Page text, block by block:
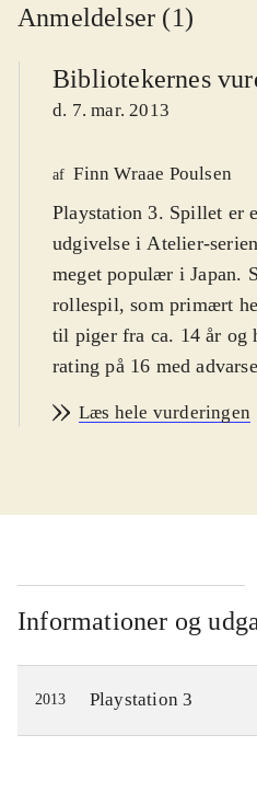
Anmeldelser (1)
Bibliotekernes
d. 7. mar. 2013
af Finn Wraae Poulsen
Playstation 3. Spillet er
udgivelse i Atelier-
meget populær i Japan.
rollespil, som primært
til piger fra ca. 14 år og
rating på 16 med
Spillets hovedperson er
ude på landet. Hendes
forsvundet. Spillets mål
genforene Ayesha med
En dag da Ayesha
gravsted, finder hun ud
muligvis stadig er i live
eftersøgningen kan
Læs hele vurderingen
Informationer og
2013 Playstation 3